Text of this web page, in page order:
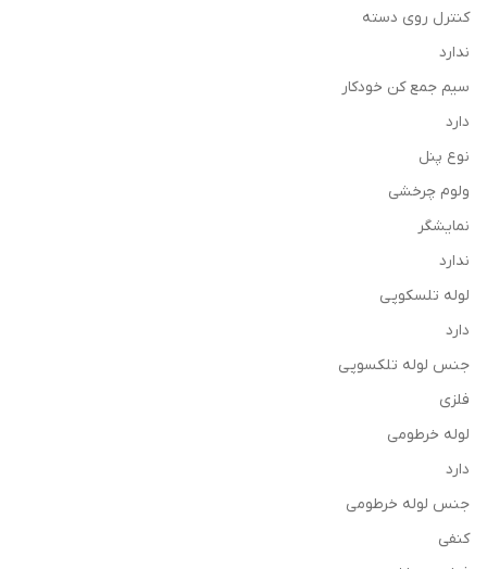
کنترل روی دسته
ندارد
سیم جمع کن خودکار
دارد
نوع پنل
ولوم چرخشی
نمایشگر
ندارد
لوله تلسکوپی
دارد
جنس لوله تلکسوپی
فلزی
لوله خرطومی
دارد
جنس لوله خرطومی
کنفی